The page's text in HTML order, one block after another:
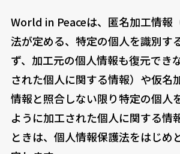
World in Peaceは、匿名加工情報
法が定める、特定の個人を識別す
ず、加工元の個人情報も復元でき
された個人に関する情報）や仮名
情報と照合しない限り特定の個人
ように加工された個人に関する情
ときは、個人情報保護法をはじめ